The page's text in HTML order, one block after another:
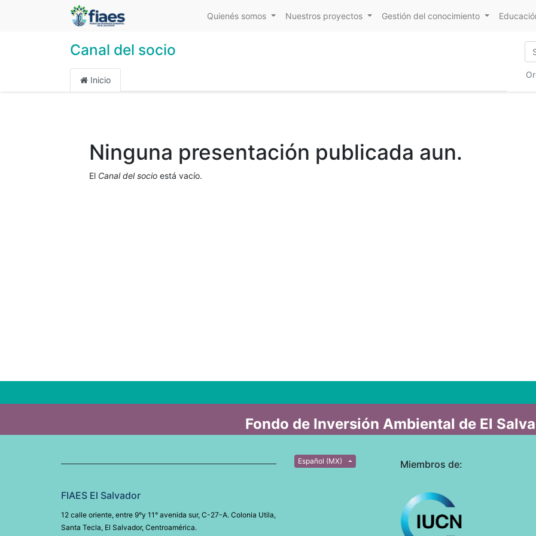
Quienés somos Nuestros proyectos Gestión del conocimiento
Canal del socio
Inicio
Ninguna presentación publicada aun.
El Canal del socio está vacío.
Fondo de Inversión Ambiental de El
FIAES El Salvador
12 calle oriente, entre 9°y 11° avenida sur, C-27-A. Colonia Utila,
Santa Tecla, El Salvador, Centroamérica.
Español (MX) Miembros de: